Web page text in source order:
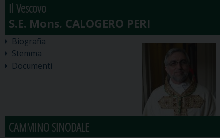
Il Vescovo
Biografia
Stemma
Documenti
CAMMINO SINODALE